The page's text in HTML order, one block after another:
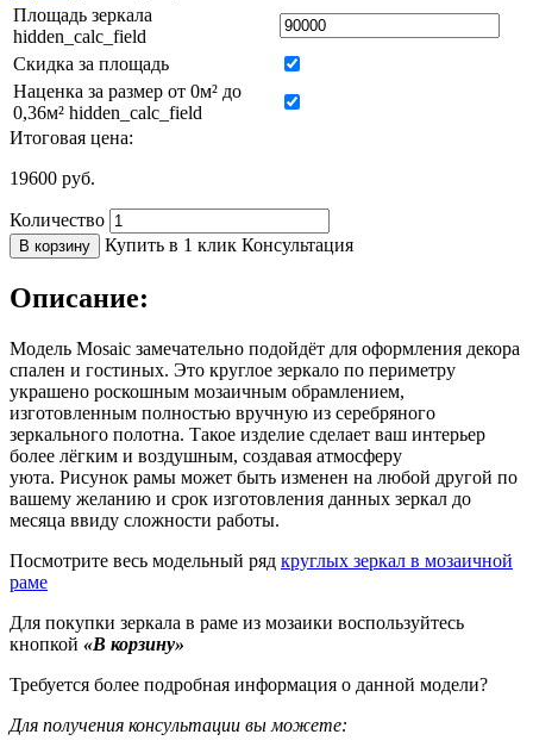
Площадь зеркала
hidden_calc_field
Скидка за площадь
Наценка за размер от 0м² до
0,36м² hidden_calc_field
Итоговая цена:
19600 руб.
Количество
В корзину Купить в 1 клик Консультация
Описание:
Модель Mosaic замечательно подойдёт для оформления декора
спален и гостиных. Это круглое зеркало по периметру
украшено роскошным мозаичным обрамлением,
изготовленным полностью вручную из серебряного
зеркального полотна. Такое изделие сделает ваш интерьер
более лёгким и воздушным, создавая атмосферу
уюта. Рисунок рамы может быть изменен на любой другой по
вашему желанию и срок изготовления данных зеркал до
месяца ввиду сложности работы.
Посмотрите весь модельный ряд круглых зеркал в мозаичной
раме
Для покупки зеркала в раме из мозаики воспользуйтесь
кнопкой «В корзину»
Требуется более подробная информация о данной модели?
Для получения консультации вы можете: